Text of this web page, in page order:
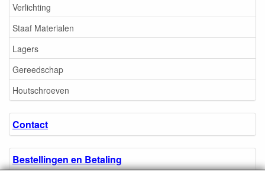
Verlichting
Staaf Materialen
Lagers
Gereedschap
Houtschroeven
Contact
Bestellingen en Betaling